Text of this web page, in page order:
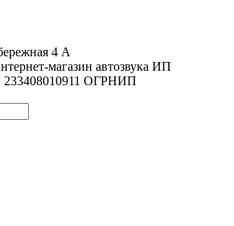
4 А
магазин автозвука ИП
ОГРНИП